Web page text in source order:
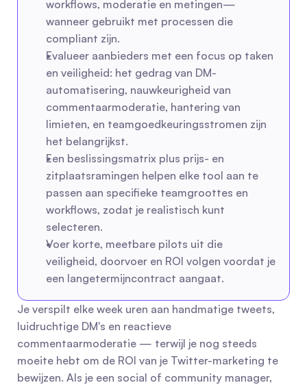
workflows, moderatie en metingen—
wanneer gebruikt met processen die
compliant zijn.
Evalueer aanbieders met een focus op taken
en veiligheid: het gedrag van DM-
automatisering, nauwkeurigheid van
commentaarmoderatie, hantering van
limieten, en teamgoedkeuringsstromen zijn
het belangrijkst.
Een beslissingsmatrix plus prijs- en
zitplaatsramingen helpen elke tool aan te
passen aan specifieke teamgroottes en
workflows, zodat je realistisch kunt
selecteren.
Voer korte, meetbare pilots uit die
veiligheid, doorvoer en ROI volgen voordat je
een langetermijncontract aangaat.
Je verspilt elke week uren aan handmatige tweets,
luidruchtige DM's en reactieve
commentaarmoderatie — terwijl je nog steeds
moeite hebt om de ROI van je Twitter-marketing te
bewijzen. Als je een social of community manager,